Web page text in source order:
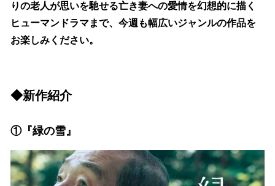
りの老人が思いを馳せる亡き妻への愛情を幻想的に描く
ヒューマンドラマまで、今週も幅広いジャンルの作品を
お楽しみください。
◆新作紹介
①『緑の雪』